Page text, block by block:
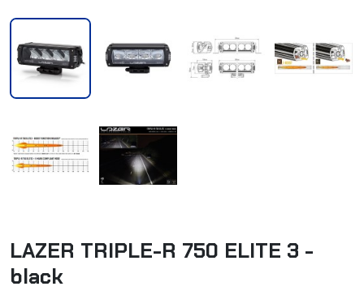
LAZER TRIPLE-R 750 ELITE 3 -
black